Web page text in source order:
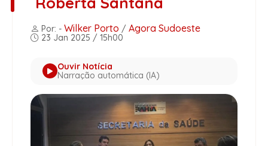
Por: - Wilker Porto / Agora Sudoeste
23 Jan 2025 / 15h00
Ouvir Notícia
Narração automática (IA)